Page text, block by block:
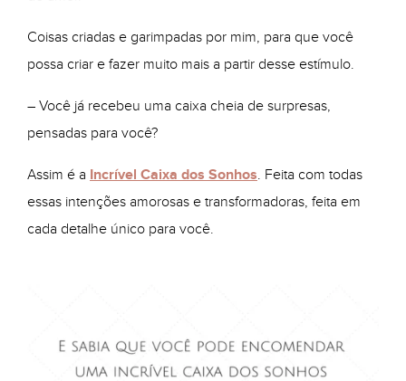
Coisas criadas e garimpadas por mim, para que você
possa criar e fazer muito mais a partir desse estímulo.
– Você já recebeu uma caixa cheia de surpresas,
pensadas para você?
Assim é a Incrível Caixa dos Sonhos. Feita com todas
essas intenções amorosas e transformadoras, feita em
cada detalhe único para você.